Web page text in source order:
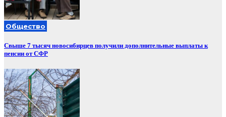
Общество
Свыше 7 тысяч новосибирцев получили дополнительные выплаты к
пенсии от СФР